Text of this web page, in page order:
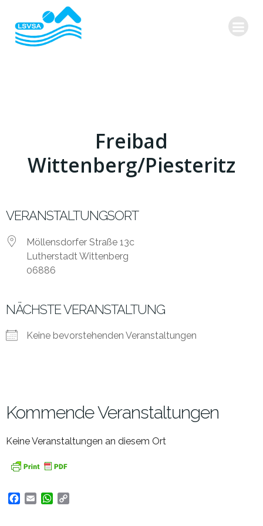
Freibad
Wittenberg/Piesteritz
VERANSTALTUNGSORT
Möllensdorfer Straße 13c
Lutherstadt Wittenberg
06886
NÄCHSTE VERANSTALTUNG
Keine bevorstehenden Veranstaltungen
Kommende Veranstaltungen
Keine Veranstaltungen an diesem Ort
Facebook
EmailWhatsApp